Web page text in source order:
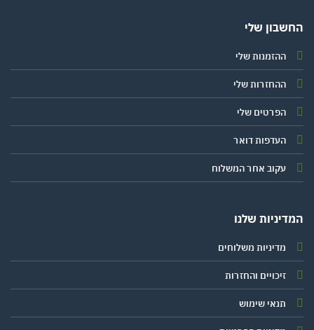
שלי
ההזמנות שלי
ההחזרות שלי
הפרטים שלי
העדפות דואר
עקוב אחר המשלוח
שלנו
מדיניות משלוחים
זיכויים והחזרות
תנאי שימוש